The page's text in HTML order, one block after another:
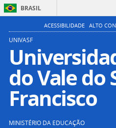
BRASIL
ACESSIBILIDADE ALTO
UNIVASF
do Vale do
Francisco
MINISTÉRIO DA EDUCAÇÃO